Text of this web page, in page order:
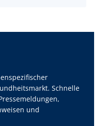
Schnelle
und